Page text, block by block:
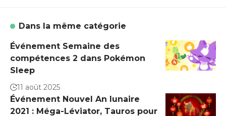
Dans la même catégorie
Événement Semaine des
compétences 2 dans Pokémon
Sleep
11 août 2025
Événement Nouvel An lunaire
2021 : Méga-Léviator, Tauros pour